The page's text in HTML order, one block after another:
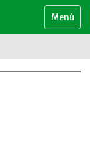
Menù